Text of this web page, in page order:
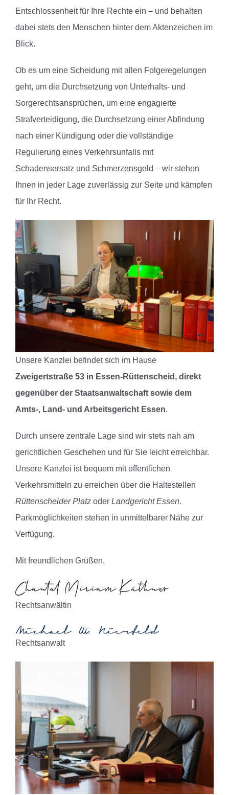
Entschlossenheit für Ihre Rechte ein – und behalten
dabei stets den Menschen hinter dem Aktenzeichen im
Blick.
Ob es um eine Scheidung mit allen Folgeregelungen
geht, um die Durchsetzung von Unterhalts- und
Sorgerechtsansprüchen, um eine engagierte
Strafverteidigung, die Durchsetzung einer Abfindung
nach einer Kündigung oder die vollständige
Regulierung eines Verkehrsunfalls mit
Schadensersatz und Schmerzensgeld – wir stehen
Ihnen in jeder Lage zuverlässig zur Seite und kämpfen
für Ihr Recht.
Unsere Kanzlei befindet sich im Hause
Zweigertstraße 53 in Essen-Rüttenscheid, direkt
gegenüber der Staatsanwaltschaft sowie dem
Amts-, Land- und Arbeitsgericht Essen.
Durch unsere zentrale Lage sind wir stets nah am
gerichtlichen Geschehen und für Sie leicht erreichbar.
Unsere Kanzlei ist bequem mit öffentlichen
Verkehrsmitteln zu erreichen über die Haltestellen
Rüttenscheider Platzoder Landgericht Essen.
Parkmöglichkeiten stehen in unmittelbarer Nähe zur
Verfügung.
Mit freundlichen Grüßen,
Rechtsanwältin
Rechtsanwalt